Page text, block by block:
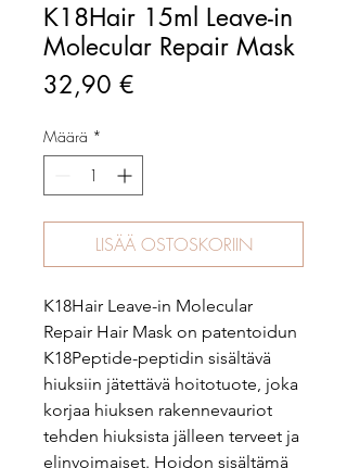
K18Hair 15ml Leave-in
Molecular Repair Mask
32,90 €
Määrä *
LISÄÄ OSTOSKORIIN
K18Hair Leave-in Molecular
Repair Hair Mask on patentoidun
K18Peptide-peptidin sisältävä
hiuksiin jätettävä hoitotuote, joka
korjaa hiuksen rakennevauriot
tehden hiuksista jälleen terveet ja
elinvoimaiset. Hoidon sisältämä